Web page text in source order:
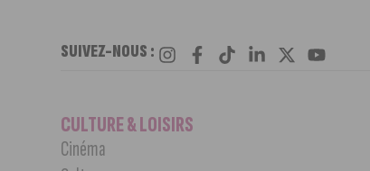
SUIVEZ-NOUS :
CULTURE & LOISIRS
Cinéma